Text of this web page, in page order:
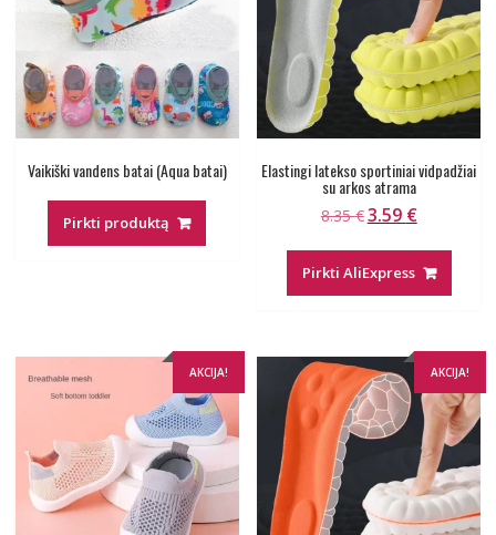
Vaikiški vandens batai (Aqua batai)
Pirkti produktą
Elastingi latekso sportiniai vidpadžiai
su arkos atrama
8.35€Original
8.35 €.
3.59 €Current
3.59 €.
Pirkti AliExpress
AKCIJA! AKCIJA!